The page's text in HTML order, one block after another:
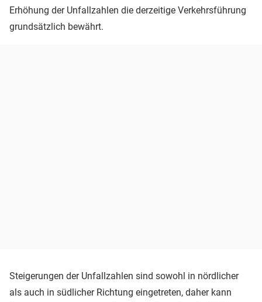
Erhöhung der Unfallzahlen die derzeitige Verkehrsführung
grundsätzlich bewährt.
Steigerungen der Unfallzahlen sind sowohl in nördlicher
als auch in südlicher Richtung eingetreten, daher kann